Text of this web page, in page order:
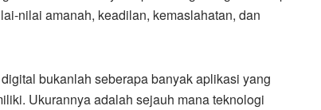
nilai amanah, keadilan, kemaslahatan, dan
bukanlah seberapa banyak aplikasi yang
Ukurannya adalah sejauh mana teknologi